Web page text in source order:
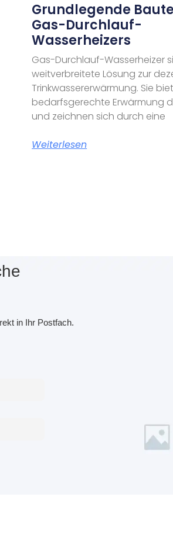
Grundlegende
Gas-Durchlauf-
Wasserheizers
Gas-Durchlauf-Wasserheizer
weitverbreitete Lösung zur
Trinkwassererwärmung. Sie
bedarfsgerechte Erwärmung
und zeichnen sich durch eine
Weiterlesen
in Ihr Postfach.